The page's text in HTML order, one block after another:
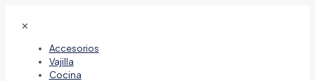
✕
Accesorios
Vajilla
Cocina